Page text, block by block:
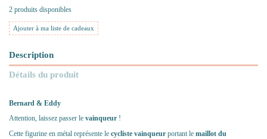
2 produits disponibles
Ajouter à ma liste de cadeaux
Description
Détails du produit
Bernard & Eddy
Attention, laissez passer le vainqueur !
Cette figurine en métal représente le cycliste vainqueur portant le maillot du